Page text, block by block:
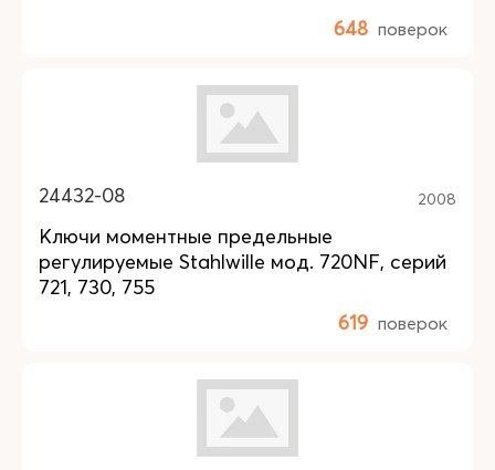
648 поверок
24432-08 2008
Ключи моментные предельные
регулируемые Stahlwille мод. 720NF, серий
721, 730, 755
619 поверок